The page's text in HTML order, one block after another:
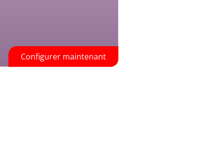
Configurer maintenant